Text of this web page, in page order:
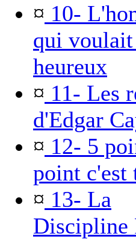
¤ 10-
qui voulait
heureux
¤ 11- Les
d'Edgar
¤ 12- 5
point c'est
¤ 13- La
Discipline